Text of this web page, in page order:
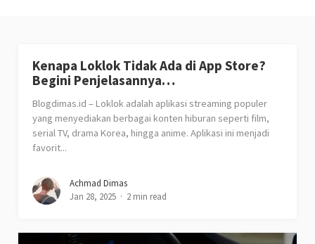
Kenapa Loklok Tidak Ada di App Store?
Begini Penjelasannya…
Blogdimas.id – Loklok adalah aplikasi streaming populer
yang menyediakan berbagai konten hiburan seperti film,
serial TV, drama Korea, hingga anime. Aplikasi ini menjadi
favorit...
Achmad Dimas
Jan 28, 2025
2 min read